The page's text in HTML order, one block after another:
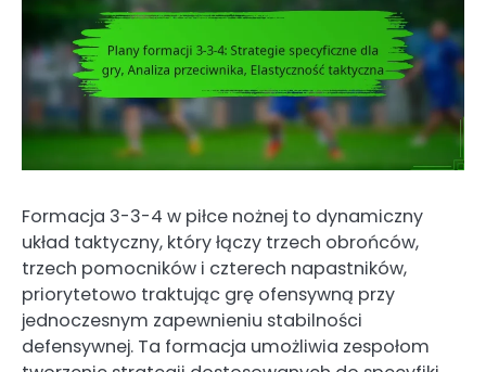
Formacja 3-3-4 w piłce nożnej to dynamiczny
układ taktyczny, który łączy trzech obrońców,
trzech pomocników i czterech napastników,
priorytetowo traktując grę ofensywną przy
jednoczesnym zapewnieniu stabilności
defensywnej. Ta formacja umożliwia zespołom